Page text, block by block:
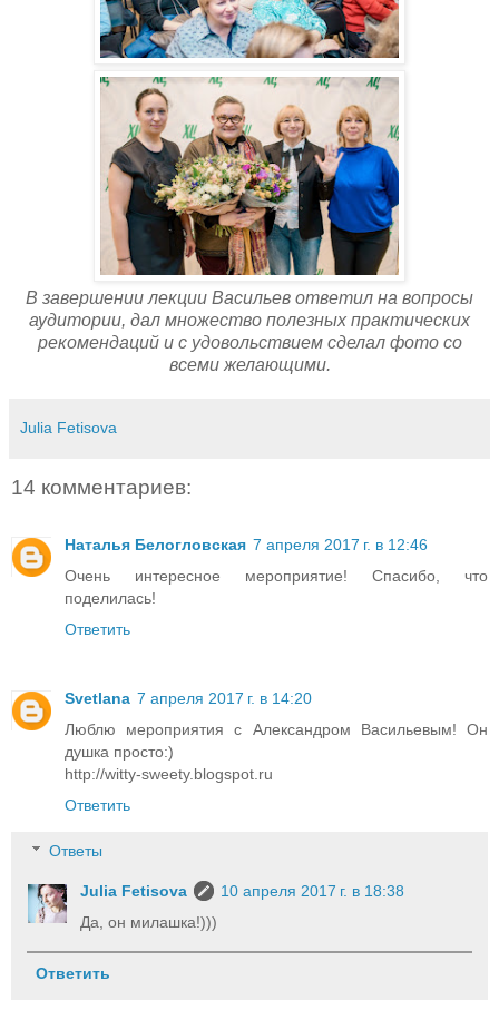
В завершении лекции Васильев ответил на вопросы
аудитории, дал множество полезных практических
рекомендаций и с удовольствием сделал фото со
всеми желающими.
Julia Fetisova
14 комментариев:
Наталья Белогловская 7 апреля 2017 г. в 12:46
Очень интересное мероприятие! Спасибо, что
поделилась!
Ответить
Svetlana 7 апреля 2017 г. в 14:20
Люблю мероприятия с Александром Васильевым! Он
душка просто:)
http://witty-sweety.blogspot.ru
Ответить
Ответы
Julia Fetisova
10 апреля 2017 г. в 18:38
Да, он милашка!)))
Ответить